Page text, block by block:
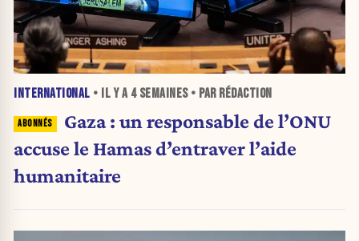
INTERNATIONAL • IL Y A 4 SEMAINES• PAR RÉDACTION
Gaza : un responsable de l’ONU
accuse le Hamas d’entraver l’aide
humanitaire